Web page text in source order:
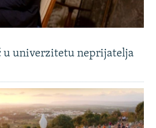
u univerzitetu neprijatelja